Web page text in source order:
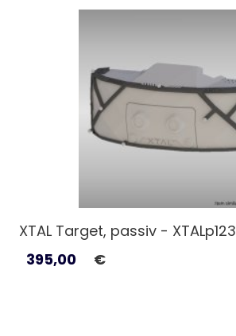
XTAL Target, passiv - XTALp123
395,00
€